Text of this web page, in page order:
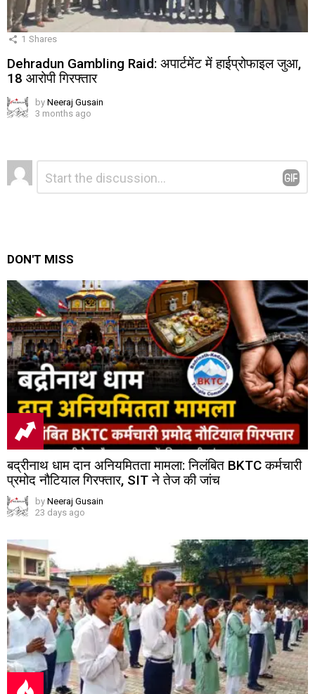
1 Shares
Dehradun Gambling Raid: अपार्टमेंट में हाईप्रोफाइल जुआ,
18 आरोपी गिरफ्तार
by Neeraj Gusain
3 months ago
Leave
a
Reply
DON'T MISS
बद्रीनाथ धाम दान अनियमितता मामला: निलंबित BKTC कर्मचारी
प्रमोद नौटियाल गिरफ्तार, SIT ने तेज की जांच
by Neeraj Gusain
23 days ago